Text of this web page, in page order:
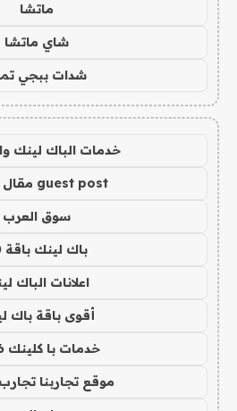
ماتشا
شاي ماتشا
شدات ببجي
خدمات الباك لينك
guest post مقال ضيف
سوق العرب
باك لينك باقة 20
اعلانات الباك
أقوى باقة باك
خدمات با كلينك 2026
موقع تجاربنا